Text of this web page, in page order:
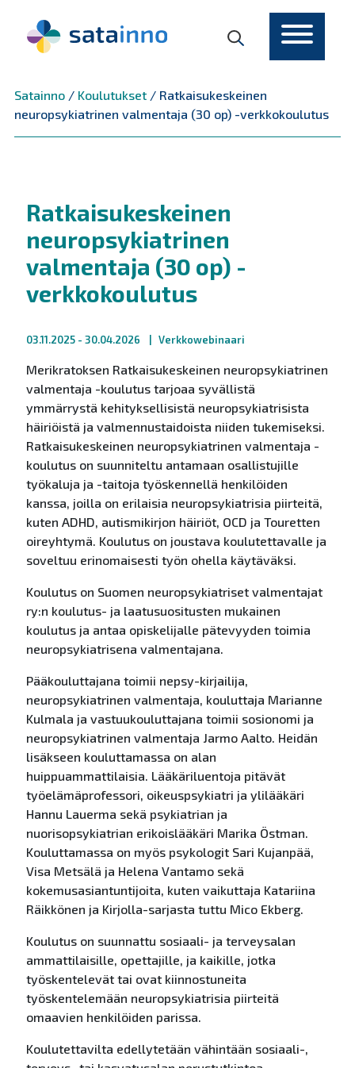
Satainno/ Koulutukset/ Ratkaisukeskeinen
neuropsykiatrinen valmentaja (30 op) -verkkokoulutus
Ratkaisukeskeinen
neuropsykiatrinen
valmentaja (30 op) -
verkkokoulutus
03.11.2025 - 30.04.2026 Verkkowebinaari
Merikratoksen Ratkaisukeskeinen neuropsykiatrinen
valmentaja -koulutus tarjoaa syvällistä
ymmärrystä kehityksellisistä neuropsykiatrisista
häiriöistä ja valmennustaidoista niiden tukemiseksi.
Ratkaisukeskeinen neuropsykiatrinen valmentaja -
koulutus on suunniteltu antamaan osallistujille
työkaluja ja -taitoja työskennellä henkilöiden
kanssa, joilla on erilaisia neuropsykiatrisia piirteitä,
kuten ADHD, autismikirjon häiriöt, OCD ja Touretten
oireyhtymä. Koulutus on joustava koulutettavalle ja
soveltuu erinomaisesti työn ohella käytäväksi.
Koulutus on Suomen neuropsykiatriset valmentajat
ry:n koulutus- ja laatusuositusten mukainen
koulutus ja antaa opiskelijalle pätevyyden toimia
neuropsykiatrisena valmentajana.
Pääkouluttajana toimii nepsy-kirjailija,
neuropsykiatrinen valmentaja, kouluttaja Marianne
Kulmala ja vastuukouluttajana toimii sosionomi ja
neuropsykiatrinen valmentaja Jarmo Aalto. Heidän
lisäkseen kouluttamassa on alan
huippuammattilaisia. Lääkäriluentoja pitävät
työelämäprofessori, oikeuspsykiatri ja ylilääkäri
Hannu Lauerma sekä psykiatrian ja
nuorisopsykiatrian erikoislääkäri Marika Östman.
Kouluttamassa on myös psykologit Sari Kujanpää,
Visa Metsälä ja Helena Vantamo sekä
kokemusasiantuntijoita, kuten vaikuttaja Katariina
Räikkönen ja Kirjolla-sarjasta tuttu Mico Ekberg.
Koulutus on suunnattu sosiaali- ja terveysalan
ammattilaisille, opettajille, ja kaikille, jotka
työskentelevät tai ovat kiinnostuneita
työskentelemään neuropsykiatrisia piirteitä
omaavien henkilöiden parissa.
Koulutettavilta edellytetään vähintään sosiaali-,